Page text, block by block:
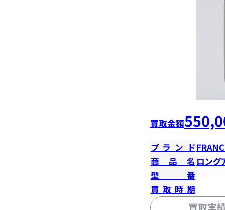
買取金額
ブランド
商品名 ロング
型番
買取時期